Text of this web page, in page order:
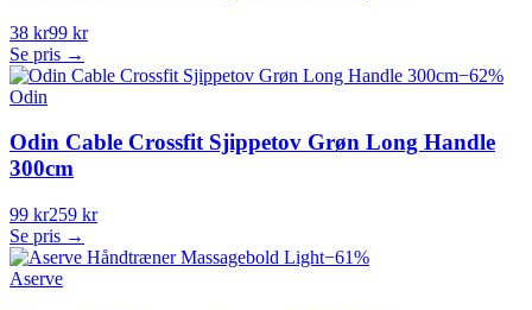
38 kr99 kr
Se pris →
−62%
Odin
Odin Cable Crossfit Sjippetov Grøn Long Handle
300cm
99 kr259 kr
Se pris →
−61%
Aserve